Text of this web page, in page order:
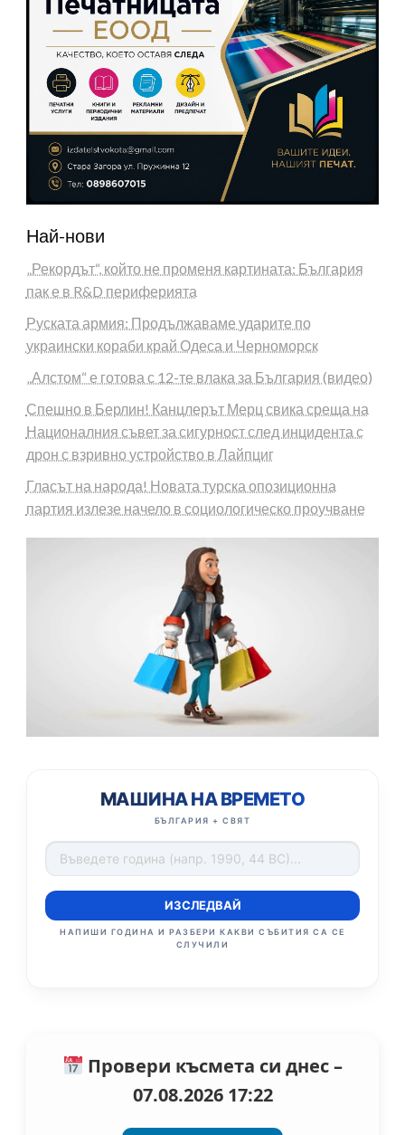
Най-нови
„Рекордът“, който не променя картината: България
пак е в R&D периферията
Руската армия: Продължаваме ударите по
украински кораби край Одеса и Черноморск
„Алстом“ е готова с 12-те влака за България (видео)
Спешно в Берлин! Канцлерът Мерц свика среща на
Националния съвет за сигурност след инцидента с
дрон с взривно устройство в Лайпциг
Гласът на народа! Новата турска опозиционна
партия излезе начело в социологическо проучване
МАШИНА НА ВРЕМЕТО
БЪЛГАРИЯ + СВЯТ
ИЗСЛЕДВАЙ
НАПИШИ ГОДИНА И РАЗБЕРИ КАКВИ СЪБИТИЯ СА СЕ
СЛУЧИЛИ
Провери късмета си днес –
07.08.2026 17:22